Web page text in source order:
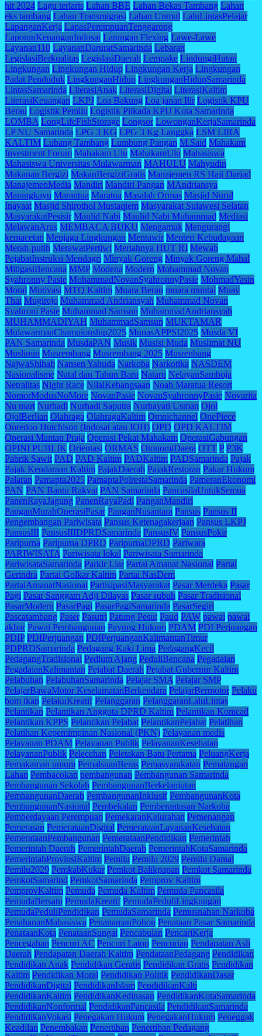
hit 2024 Lagu terlaris Lahan BBE Lahan Bekas Tambang Lahan
eks tambang Lahan Transmigrasi Lahan Unmul LaluLintasPelajar
LapanganKerja LapasPerempuanTenggarong
LaporanKeuanganIndosat Larangan Flexing Lawe-Lawe
Layanan110 LayananDaruratSamarinda Lebaran
LegislasiBerkualitas LegislasiDaerah Lempake LindungiHutan
Lingkungan Lingkungan Hidup Lingkungan Kerja Lingkungan
Padat Penduduk LingkunganHidup LingkunganHidupSamarinda
LintasSamarinda LiterasiAnak LiterasiDigital LiterasiKaltim
LiterasiKeuangan LKPJ Loa Bakung Loa janan Ilir Logistik KPU
Berau Logistik Pemilu Logistik Pilkada KPU Kota Samarinda
LOMBA LongLifeFishStorage Longsor LowonganKerjaSamarinda
LP NU Samarinda LPG 3 KG LPG 3 Kg Langgka LSM LIRA
KALTIM Lubang Tambang Lumbung Pangan M.Said Mahakam
Investment Forum Mahakam Ulu MahakamUlu Mahasiswa
Mahasiswa Universitas Mulawarman MAHULU Mahyudin
Makanan Bergizi MakanBergiziGratis Manajemen RS Haji Darjad
ManajemenMedia Mandiri Mandiri Pangan MAndriansya
Marangkayu Marantua Maratua Masalah Ormas Masjid Nurul
Inayaat Masjid Shirothol Mustaqiem Masyarakat Sulawesi Selatan
MasyarakatPesisir Maulid Nabi Maulid Nabi Muhammad Mediasi
MelawanArus MEMBACA BUKU Mengamuk Mengurangi
kemacetan Menjaga Lingkungan Mentawir Menteri Kebudayaan
Merah-putih MerawatPertiwi Meriahnya HUT RI Mewah
PejabatInstruksi Mendagri Minyak Goreng Minyak Goreng Mahal
MitigasiBencana MMP Modena Modern Mohammad Novan
Syahronny Pasie MohammadNovanSyahronnyPasie MohmadYasin
Moral Motivasi MTQ Kaltim Muara Berau muara muntai Muay
Thai Mugirejo Muhammad Andriansyah Muhammad Novan
Syahroni Pasie Muhammad Samsun MuhammadAndriansyah
MUHAMMADIYAH MuhammadSamsun MUKTAMAR
MulawarmanChampionship2025 MunasAPPSI2025 Musda VI
PAN Samarinda MusdaPAN Musik Musisi Muda Muslimat NU
Muslimin Musrembang Musrembang 2025 Musrenbang
NajwaShihab Nansen Yahuda Narkoba Narkotika NASDEM
Nasionalisme Natal dan Tahun Baru Nataru NelayanSamboja
Netralitas Night Race NilaiKebangsaan Noah Maratua Resort
NomorModusNoMore NovanPasie NovanSyahronnyPasie Novarita
Nu mart Nurhadi Nurhadi Saputra Nurhayati Usman Ojol
OjolBerlian Olahraga OlahragaKaltim Omnichannel OnePiece
Ooredoo Hutchison (Indosat atau IOH) OPD OPD KALTIM
Operasi Mantap Praja Operasi Pekat Mahakam OperasiGabungan
OPINI PUBLIK Orientasi ORMAS OtonomiDaera OTT P P3K
Pabrik Sawit PAD PAD Kaltim PADKaltim PADSamarinda Pajak
Pajak Kendaraan Kaltim PajakDaerah PajakRestoran Pakar Hukum
Palaran Pamapta2025 PamaptaPolrestaSamarinda PameranEkonomi
PAN PAN Bantu Rakyat PAN Samarinda PancasilaUntukSemua
PanenRayaJagung PanenRayaPadi PanganMandiri
PanganMurahOperasiPasar PanganNusantara Pansus Pansus II
Pengembangan Pariwisata Pansus Ketenagakerjaan Pansus LKPJ
PansusIII PansusIIIDPRDSamarinda PansusIV PansusPokir
Paripurna Paripurna DPRD ParipurnaDPRD Pariwara
PARIWISATA Pariwisata lokal Pariwisata Samarinda
PariwisataSamarinda Parkir Liar Partai Amanat Nasional Partai
Gerindra Partai Golkar Kaltim Partai NasDem
PartaiAmanatNasional PartisipasiMasyarakat Pasar Merdeka Pasar
Pagi Pasar Sanggam Adji Dilayas Pasar subuh Pasar Tradisional
PasarModern PasarPagi PasarPagiSamarinda PasarSegiri
Pascatambang Paser Pasutri Patung Pesut Paud PAW pawai pawai
akbar Pawai Pembangunan Payung Hukum PDAM PDI Perjuangan
PDIP PDIPerjuangan PDIPerjuanganKalimantanTimur
PDPRDSamarinda Pedagang Kaki Lima PedagangKecil
PedagangTradisional Pedium Ajang PeduliBencana Pegadaian
PegadaianKalimantan Pejabat Daerah Pejabat Gubernur Kaltim
Pelabuhan PelabuhanSamarinda Pelajar SMA Pelajar SMP
PelajarBawaMotor KeselamatanBerkendara PelajarBermotor Pelaku
bom ikan PelakuKreatif Pelanggaran PelanggaranLaluLintas
Pelantikan Pelantikan Anggota DPRD Kaltim Pelantikan Komcad
Pelantikan KPPS Pelantikan Pejabat PelantikanPejabat Pelatihan
Pelatihan Kepemimpinan Nasional (PKN) Pelayanan medis
Pelayanan PDAM Pelayanan Publik PelayananKesehatan
PelayananPublik Pelecehan Peletakan Batu Pertama PeluangKerja
Pemakaman umum PemalsuanBeras Pemasyarakatan Pematangan
Lahan Pembacokan pembangunan Pembangunan Samarinda
Pembangunan Sekolah PembangunanBerkelanjutan
PembangunanDaerah PembangunanInklusif PembangunanKota
PembangunanNasional Pembekalan Pemberantasan Narkoba
Pemberdayaan Perempuan PemekaranKelurahan Pemenangan
Pemerasan PemerataanDigital PemerataanLayananKesehatan
PemerataanPembangunan PemerataanPendidikan Pemerintah
Pemerintah Daerah PemerintahDaerah PemerintahKotaSamarinda
PemerintahProvinsiKaltim Pemilu Pemilu 2029 Pemilu Damai
Pemilu2029 PemkabKukar Pemkot Balikpapan Pemkot Samarinda
PemkotSamarind PemkotSamarinda Pemprov Kaltim
PemprovKaltim Pemuda Pemuda Kaltim Pemuda Pancasila
PemudaBersatu PemudaKreatif PemudaPeduliLingkungan
PemudaPeduliPendidikan PemudaSamarinda Pemusnahan Narkoba
PenahananMahasiswa PenanamanPohon Penataan Pasar Samarinda
PenataanKota PenataanSungai Pencabulan PencariKerja
Pencegahan Pencuri AC Pencuri Latop Pencurian Pendapatan Asli
Daerah Pendapatan Daerah Kaltim PendataanPedagang Pendidikan
Pendidikan Anak Pendidikan Geratis Pendidikan Gratis Pendidikan
Kaltim Pendidikan Moral Pendidikan Politik PendidikanDasar
PendidikanDigital PendidikanIslam PendidikanKalti
PendidikanKaltim PendidikanKedinasan PendidikanKotaSamarinda
PendidikanNonformal PendidikanPancasila PendidikanSamarinda
PendidikanVokasi Penegakan Hukum PenegakanHukum Peneggak
Keadilan Penembakan Penertiban Penertiban Pedagang